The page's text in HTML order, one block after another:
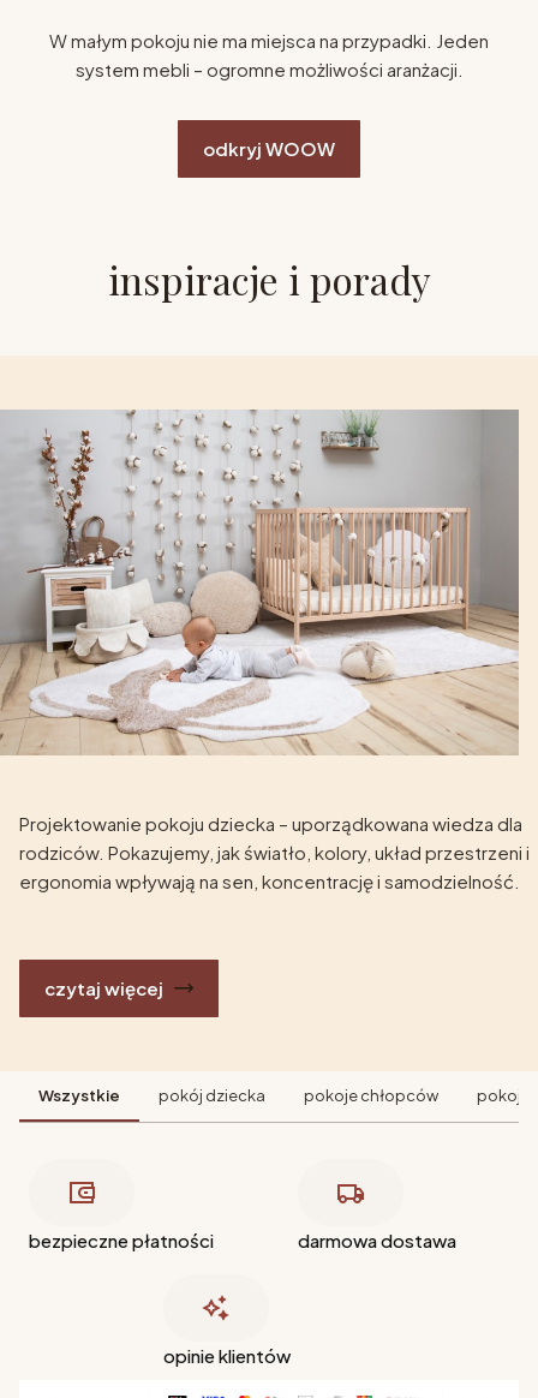
W małym pokoju nie ma miejsca na przypadki. Jeden
system mebli – ogromne możliwości aranżacji.
odkryj WOOW
inspiracje i porady
Projektowanie pokoju dziecka – uporządkowana wiedza dla
rodziców. Pokazujemy, jak światło, kolory, układ przestrzeni i
ergonomia wpływają na sen, koncentrację i samodzielność.
czytaj więcej
Wszystkie pokój dziecka pokoje chłopców pokoje
bezpieczne płatności darmowa dostawa
opinie klientów